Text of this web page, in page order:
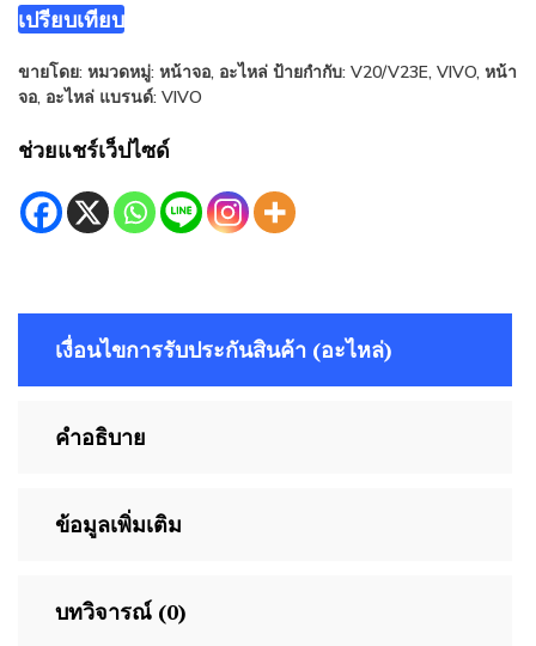
lcd
v20/v23E
ชิ้น
เปรียบเทียบ
ขายโดย: หมวดหมู่: หน้าจอ, อะไหล่ ป้ายกำกับ: V20/V23E, VIVO, หน้า
จอ, อะไหล่ แบรนด์: VIVO
ช่วยแชร์เว็ปไซด์
เงื่อนไขการรับประกันสินค้า (อะไหล่)
คำอธิบาย
ข้อมูลเพิ่มเติม
บทวิจารณ์ (0)